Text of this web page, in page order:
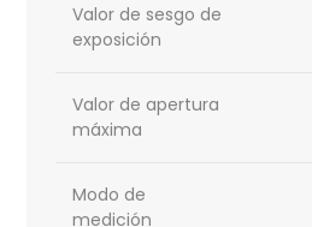
Valor de sesgo de
exposición
Valor de apertura
máxima
Modo de
medición